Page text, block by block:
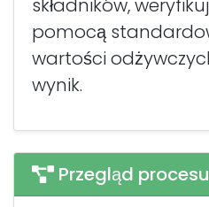
składników,
pomocą
wartości
wynik.
Przegląd procesu